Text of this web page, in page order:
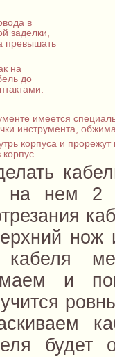
в
заделки,
превышать
на
до
имеется
инструмента,
корпуса и
на нем
нож
кабеля
и
будет